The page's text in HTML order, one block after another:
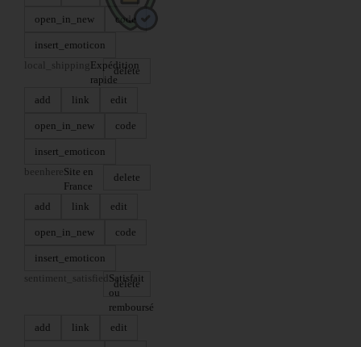
open_in_new code
insert_emoticon
delete
local_shipping Expédition
rapide
add
link edit
open_in_new code
insert_emoticon
delete
beenhereSite en
France
add
link edit
open_in_new code
insert_emoticon
delete
sentiment_satisfied Satisfait
ou
remboursé
add
link edit